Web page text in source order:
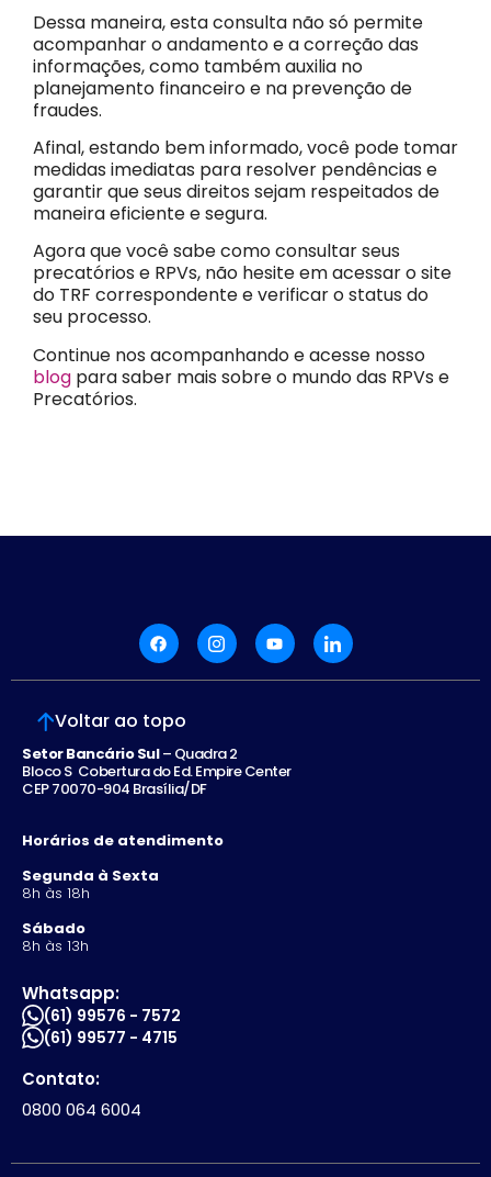
Dessa maneira, esta consulta não só permite
acompanhar o andamento e a correção das
informações, como também auxilia no
planejamento financeiro e na prevenção de
fraudes.
Afinal, estando bem informado, você pode tomar
medidas imediatas para resolver pendências e
garantir que seus direitos sejam respeitados de
maneira eficiente e segura.
Agora que você sabe como consultar seus
precatórios e RPVs, não hesite em acessar o site
do TRF correspondente e verificar o status do
seu processo.
Continue nos acompanhando e acesse nosso
blog para saber mais sobre o mundo das RPVs e
Precatórios.
Voltar ao topo
Setor Bancário Sul– Quadra 2
Bloco S Cobertura do Ed. Empire Center
CEP 70070-904 Brasília/DF
Horários de atendimento
Segunda à Sexta
8h às 18h
Sábado
8h às 13h
Whatsapp:
(61) 99576 - 7572
(61) 99577 - 4715
Contato:
0800 064 6004